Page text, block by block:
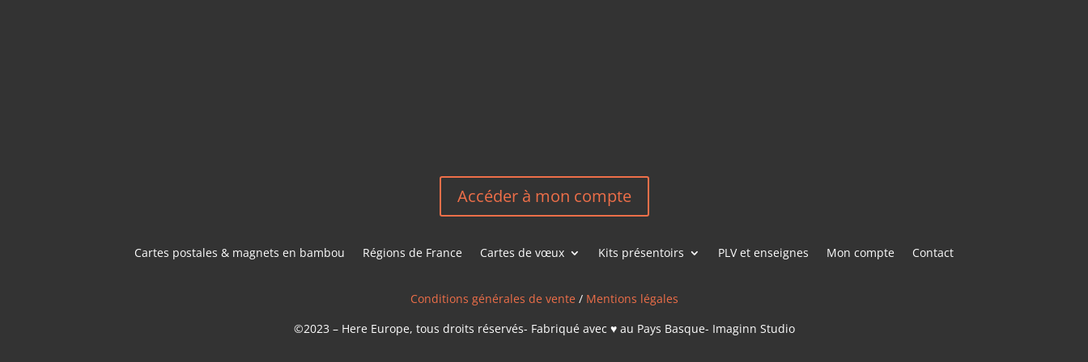
Accéder à mon compte
Cartes postales & magnets en bambou Régions de France Cartes de vœux Kits présentoirs PLV et enseignes Mon compte Contact
Conditions générales de vente / Mentions légales
©2023 – Here Europe, tous droits réservés- Fabriqué avec ♥ au Pays Basque- Imaginn Studio